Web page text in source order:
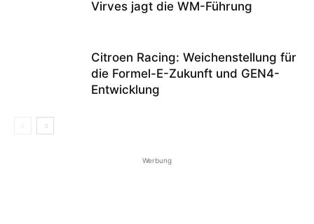
Virves jagt die WM-Führung
Citroen Racing: Weichenstellung für
die Formel-E-Zukunft und GEN4-
Entwicklung
Werbung